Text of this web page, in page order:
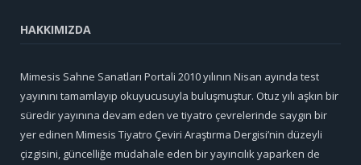
HAKKIMIZDA
Mimesis Sahne Sanatları Portali 2010 yılının Nisan ayında test
yayınını tamamlayıp okuyucusuyla buluşmuştur. Otuz yılı aşkın bir
süredir yayınına devam eden ve tiyatro çevrelerinde saygın bir
yer edinen Mimesis Tiyatro Çeviri Araştırma Dergisi’nin düzeyli
çizgisini, güncelliğe müdahale eden bir yayıncılık yaparken de